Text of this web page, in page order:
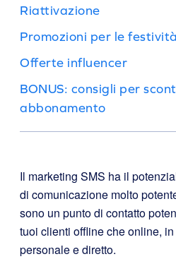
Riattivazione
Promozioni per le festività
Offerte influencer
BONUS: consigli per
abbonamento
Il marketing SMS ha il
di comunicazione molto
sono un punto di contatto
tuoi clienti offline che online,
personale e diretto.